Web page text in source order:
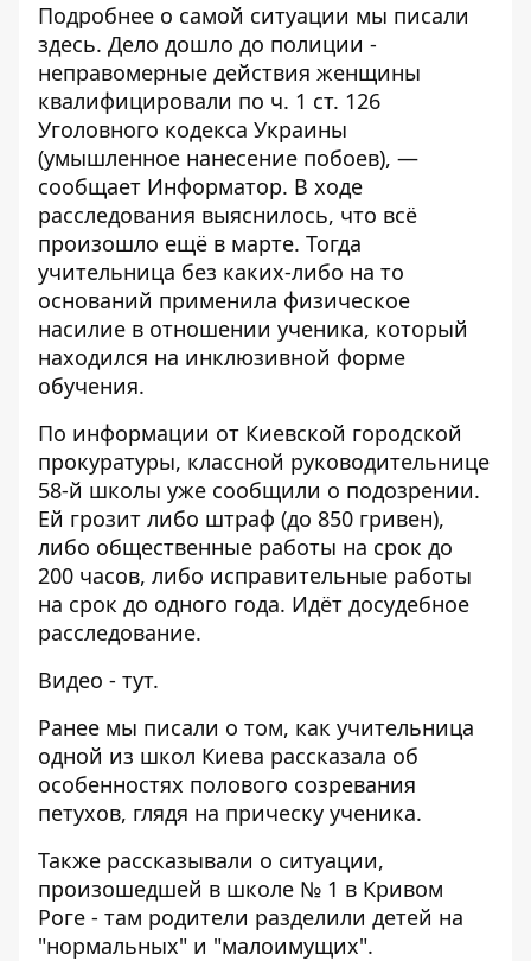
Подробнее о самой ситуации мы писали
здесь. Дело дошло до полиции -
неправомерные действия женщины
квалифицировали по ч. 1 ст. 126
Уголовного кодекса Украины
(умышленное нанесение побоев), —
сообщает Информатор. В ходе
расследования выяснилось, что всё
произошло ещё в марте. Тогда
учительница без каких-либо на то
оснований применила физическое
насилие в отношении ученика, который
находился на инклюзивной форме
обучения.
По информации от Киевской городской
прокуратуры, классной руководительнице
58-й школы уже сообщили о подозрении.
Ей грозит либо штраф (до 850 гривен),
либо общественные работы на срок до
200 часов, либо исправительные работы
на срок до одного года. Идёт досудебное
расследование.
Видео - тут.
Ранее мы писали о том, как учительница
одной из школ Киева рассказала об
особенностях полового созревания
петухов, глядя на прическу ученика.
Также рассказывали о ситуации,
произошедшей в школе № 1 в Кривом
Роге - там родители разделили детей на
"нормальных" и "малоимущих".